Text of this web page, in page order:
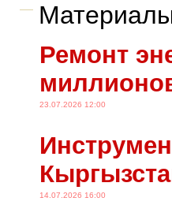
Ремонт
23.07.2026 12:00
14.07.2026 16:00